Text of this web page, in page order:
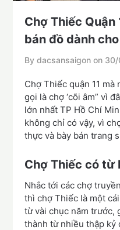
Chợ Thiếc Quận
bán đồ dành cho
By dacsansaigon on 30/
Chợ Thiếc quận 11 mà
gọi là chợ ‘cõi âm” vì
lớn nhất TP Hồ Chí
không chỉ có vậy, vì
thực và bày bán trang
Chợ Thiếc có từ
Nhắc tới các chợ
thì chợ Thiếc là một
từ vài chục năm trước,
thành từ nhiều thập kỷ